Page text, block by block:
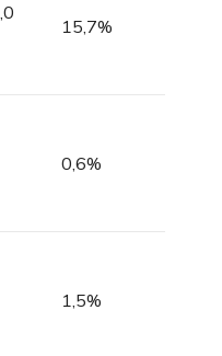
15,7%
0,6%
1,5%